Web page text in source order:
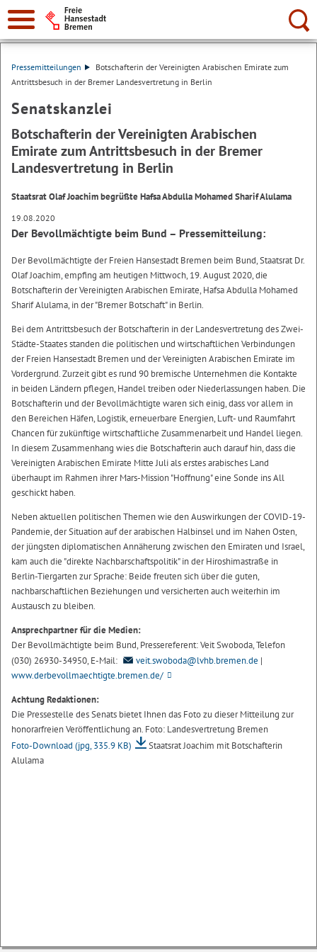
Suche:
Pressemitteilungen
Botschafterin der Vereinigten Arabischen Emirate zum
Antrittsbesuch in der Bremer Landesvertretung in Berlin
Senatskanzlei
Botschafterin der Vereinigten Arabischen
Emirate zum Antrittsbesuch in der Bremer
Landesvertretung in Berlin
Staatsrat Olaf Joachim begrüßte Hafsa Abdulla Mohamed Sharif Alulama
19.08.2020
Der Bevollmächtigte beim Bund – Pressemitteilung:
Der Bevollmächtigte der Freien Hansestadt Bremen beim Bund, Staatsrat Dr.
Olaf Joachim, empfing am heutigen Mittwoch, 19. August 2020, die
Botschafterin der Vereinigten Arabischen Emirate, Hafsa Abdulla Mohamed
Sharif Alulama, in der "Bremer Botschaft" in Berlin.
Bei dem Antrittsbesuch der Botschafterin in der Landesvertretung des Zwei-
Städte-Staates standen die politischen und wirtschaftlichen Verbindungen
der Freien Hansestadt Bremen und der Vereinigten Arabischen Emirate im
Vordergrund. Zurzeit gibt es rund 90 bremische Unternehmen die Kontakte
in beiden Ländern pflegen, Handel treiben oder Niederlassungen haben. Die
Botschafterin und der Bevollmächtigte waren sich einig, dass vor allem in
den Bereichen Häfen, Logistik, erneuerbare Energien, Luft- und Raumfahrt
Chancen für zukünftige wirtschaftliche Zusammenarbeit und Handel liegen.
In diesem Zusammenhang wies die Botschafterin auch darauf hin, dass die
Vereinigten Arabischen Emirate Mitte Juli als erstes arabisches Land
überhaupt im Rahmen ihrer Mars-Mission "Hoffnung" eine Sonde ins All
geschickt haben.
Neben aktuellen politischen Themen wie den Auswirkungen der COVID-19-
Pandemie, der Situation auf der arabischen Halbinsel und im Nahen Osten,
der jüngsten diplomatischen Annäherung zwischen den Emiraten und Israel,
kam auch die "direkte Nachbarschaftspolitik" in der Hiroshimastraße in
Berlin-Tiergarten zur Sprache: Beide freuten sich über die guten,
nachbarschaftlichen Beziehungen und versicherten auch weiterhin im
Austausch zu bleiben.
Ansprechpartner für die Medien:
Der Bevollmächtigte beim Bund, Pressereferent: Veit Swoboda, Telefon
(030) 26930-34950, E-Mail:
veit.swoboda@lvhb.bremen.de |
www.derbevollmaechtigte.bremen.de/
Achtung Redaktionen:
Die Pressestelle des Senats bietet Ihnen das Foto zu dieser Mitteilung zur
honorarfreien Veröffentlichung an. Foto: Landesvertretung Bremen
Foto-Download (jpg, 335.9 KB)
Staatsrat Joachim mit Botschafterin
Alulama